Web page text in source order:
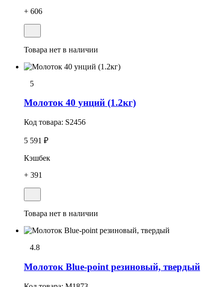
+ 606
Товара нет в наличии
5
Молоток 40 унций (1.2кг)
Код товара: S2456
5 591 ₽
Кэшбек
+ 391
Товара нет в наличии
4.8
Молоток Blue-point резиновый, твердый